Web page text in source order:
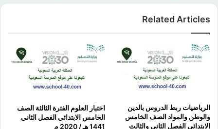
Related Articles
الرياضيات ربط الدروس بالدين
والوطن والمواد الصف الخامس
الابتدائي الفصل الثاني والثالث
اختبار العلوم الفترة الثالثة الصف
الخامس الابتدائي الفصل الثاني
1441 هـ / 2020 م